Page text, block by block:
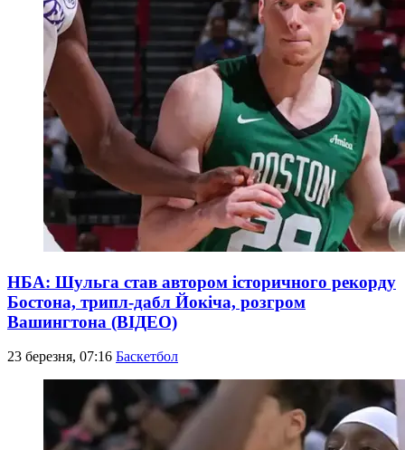
НБА: Шульга став автором історичного рекорду
Бостона, трипл-дабл Йокіча, розгром
Вашингтона (ВІДЕО)
23 березня, 07:16 Баскетбол